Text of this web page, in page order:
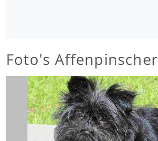
Foto's Affenpinscher